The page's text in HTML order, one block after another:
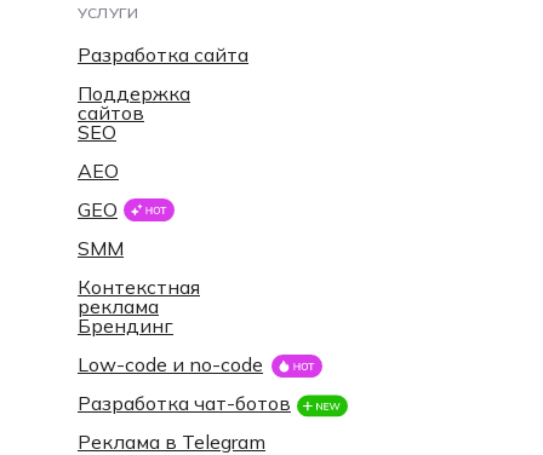
Разработка сайта
Поддержка
сайтов
GEO
AEO
SEO
УСЛУГИ
SMM
Контекстная
реклама
Брендинг
Low-code и no-code
Разработка чат-ботов
Реклама в Telegram